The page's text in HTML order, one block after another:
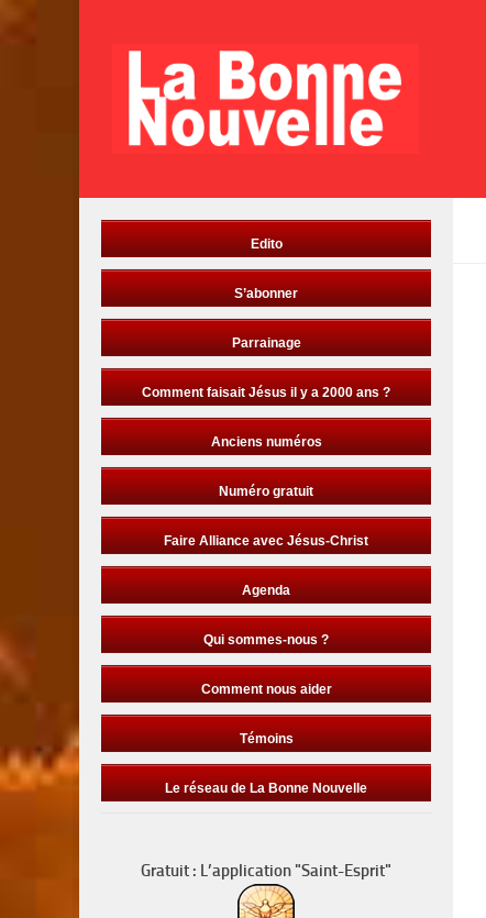
Edito
S’abonner
Parrainage
Comment faisait Jésus il y a 2000 ans ?
Anciens numéros
Numéro gratuit
Faire Alliance avec Jésus-Christ
Agenda
Qui sommes-nous ?
Comment nous aider
Témoins
Le réseau de La Bonne Nouvelle
Gratuit : L’application "Saint-Esprit"